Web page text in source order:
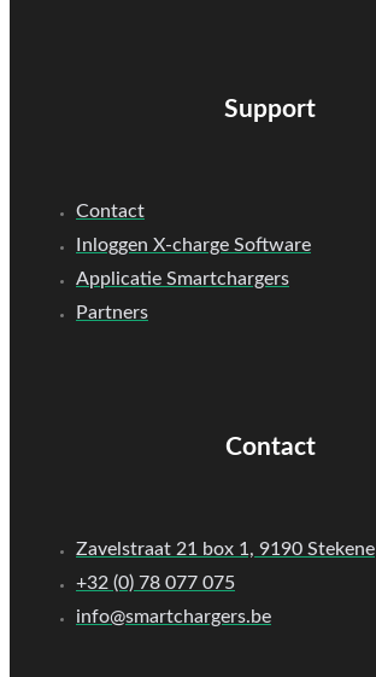
Support
Contact
Inloggen X-charge Software
Applicatie Smartchargers
Partners
Contact
Zavelstraat 21 box 1, 9190 Stekene
+32 (0) 78 077 075
info@smartchargers.be